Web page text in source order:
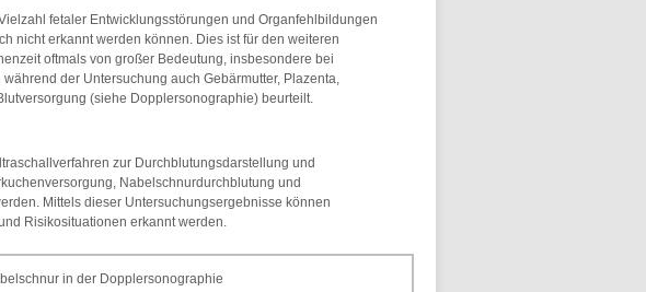
fetaler Entwicklungsstörungen und Organfehlbildungen
nicht erkannt werden können. Dies ist für den weiteren
oftmals von großer Bedeutung, insbesondere bei
der Untersuchung auch Gebärmutter, Plazenta,
(siehe Dopplersonographie) beurteilt.
zur Durchblutungsdarstellung und
Nabelschnurdurchblutung und
Mittels dieser Untersuchungsergebnisse können
Risikosituationen erkannt werden.
in der Dopplersonographie